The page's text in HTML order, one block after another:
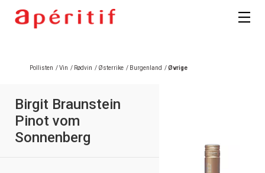
Pollisten /Vin / Rødvin / Østerrike / Burgenland /Øvrige
Birgit Braunstein
Pinot vom
Sonnenberg